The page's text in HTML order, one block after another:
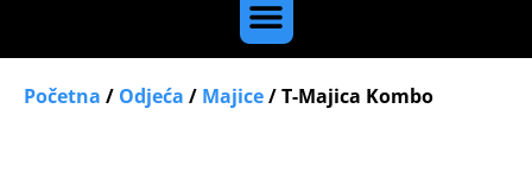
Početna / Odjeća / Majice/ T-Majica Kombo